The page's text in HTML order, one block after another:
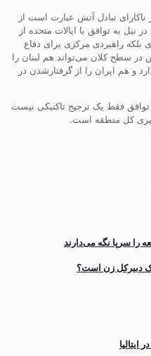
ناکارای تبادل آتش عبارت است از
به توافق با ایالات متحده از
بلکه راهبردی مرکزی برای دفاع
سطح کلان می‌تواند هم لبنان را
و هم ایران را از گرفتارشدن در
توافق فقط یک ترجیح تاکتیکی نیست
کل منطقه است.
را سرپا نگه می‌دارند
دبیرکل زن است؟